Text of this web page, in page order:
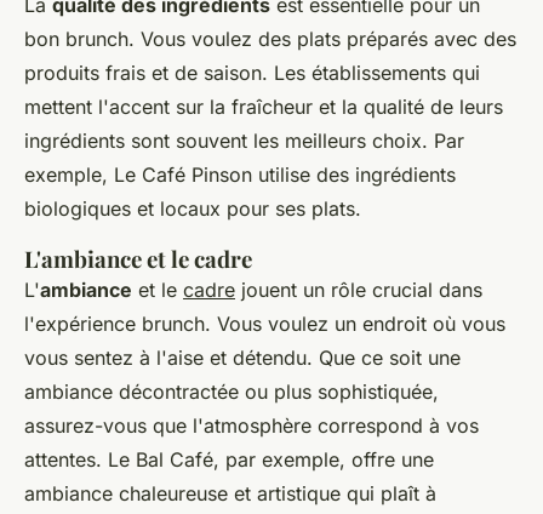
La qualité des ingrédients est essentielle pour un
bon brunch. Vous voulez des plats préparés avec des
produits frais et de saison. Les établissements qui
mettent l'accent sur la fraîcheur et la qualité de leurs
ingrédients sont souvent les meilleurs choix. Par
exemple, Le Café Pinson utilise des ingrédients
biologiques et locaux pour ses plats.
L'ambiance et le cadre
L'ambiance et le cadre jouent un rôle crucial dans
l'expérience brunch. Vous voulez un endroit où vous
vous sentez à l'aise et détendu. Que ce soit une
ambiance décontractée ou plus sophistiquée,
assurez-vous que l'atmosphère correspond à vos
attentes. Le Bal Café, par exemple, offre une
ambiance chaleureuse et artistique qui plaît à